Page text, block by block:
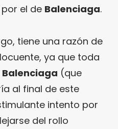
el de Balenciaga.
tiene una razón de
ya que toda
Balenciaga (que
al final de este
intento por
del rollo